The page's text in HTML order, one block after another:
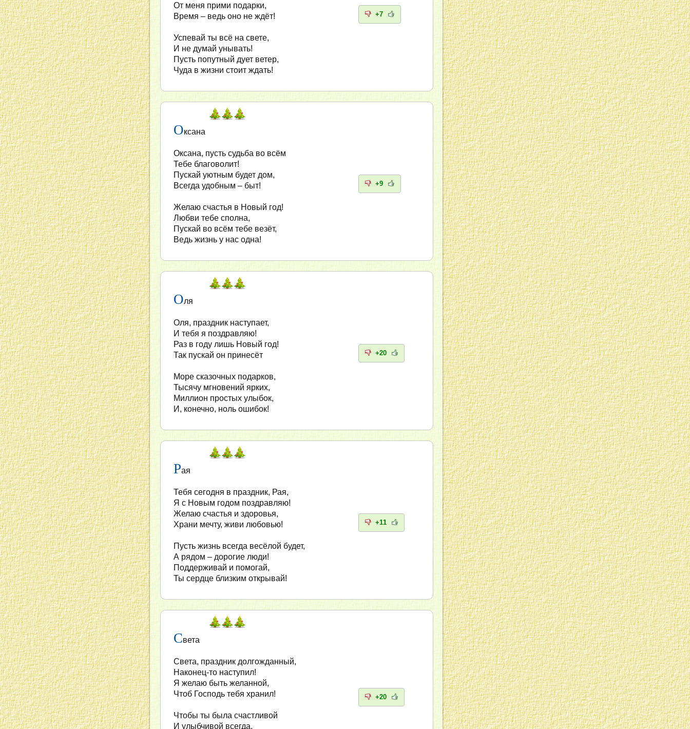
От меня прими подарки,
Время – ведь оно не ждёт!
Успевай ты всё на свете,
И не думай унывать!
Пусть попутный дует ветер,
Чуда в жизни стоит ждать!
+7
Оксана
Оксана, пусть судьба во всём
Тебе благоволит!
Пускай уютным будет дом,
Всегда удобным – быт!
Желаю счастья в Новый год!
Любви тебе сполна,
Пускай во всём тебе везёт,
Ведь жизнь у нас одна!
+9
Оля
Оля, праздник наступает,
И тебя я поздравляю!
Раз в году лишь Новый год!
Так пускай он принесёт
Море сказочных подарков,
Тысячу мгновений ярких,
Миллион простых улыбок,
И, конечно, ноль ошибок!
+20
Рая
Тебя сегодня в праздник, Рая,
Я с Новым годом поздравляю!
Желаю счастья и здоровья,
Храни мечту, живи любовью!
Пусть жизнь всегда весёлой будет,
А рядом – дорогие люди!
Поддерживай и помогай,
Ты сердце близким открывай!
+11
Света
Света, праздник долгожданный,
Наконец-то наступил!
Я желаю быть желанной,
Чтоб Господь тебя хранил!
Чтобы ты была счастливой
И улыбчивой всегда,
+20